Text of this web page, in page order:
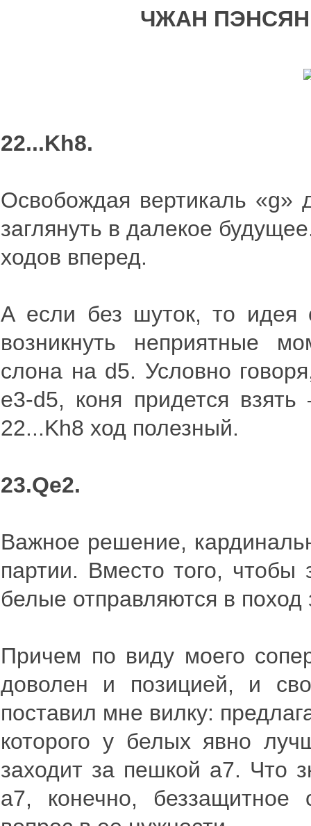
ЧЖАН
22...Kh8.
Освобождая вертикаль «g»
заглянуть в далекое
ходов вперед.
А если без шуток, то идея
возникнуть неприятные
слона на d5. Условно
e3-d5, коня придется
22...Kh8 ход полезный.
23.Qe2.
Важное решение,
партии. Вместо того,
белые отправляются в
Причем по виду моего
доволен и позицией, и
поставил мне вилку:
которого у белых явно
заходит за пешкой а7. Что
а7, конечно, беззащитное